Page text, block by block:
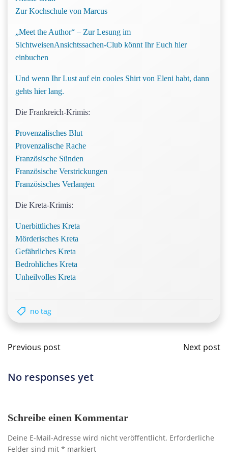
Zur Kochschule von Marcus
„Meet the Author“ – Zur Lesung im
SichtweisenAnsichtssachen-Club könnt Ihr Euch hier
einbuchen
Und wenn Ihr Lust auf ein cooles Shirt von Eleni habt, dann
gehts hier lang.
Die Frankreich-Krimis:
Provenzalisches Blut
Provenzalische Rache
Französische Sünden
Französische Verstrickungen
Französisches Verlangen
Die Kreta-Krimis:
Unerbittliches Kreta
Mörderisches Kreta
Gefährliches Kreta
Bedrohliches Kreta
Unheilvolles Kreta
no tag
Beitragsnavigation
Previous post Next post
No responses yet
Schreibe einen Kommentar
Deine E-Mail-Adresse wird nicht veröffentlicht. Erforderliche
Felder sind mit * markiert